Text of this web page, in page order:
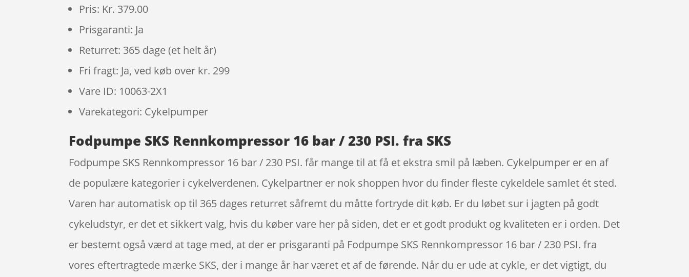
Pris: Kr. 379.00
Prisgaranti: Ja
Returret: 365 dage (et helt år)
Fri fragt: Ja, ved køb over kr. 299
Vare ID: 10063-2X1
Varekategori: Cykelpumper
Fodpumpe SKS Rennkompressor 16 bar / 230 PSI. fra SKS
Fodpumpe SKS Rennkompressor 16 bar / 230 PSI. får mange til at få et ekstra smil på læben. Cykelpumper er en af
de populære kategorier i cykelverdenen. Cykelpartner er nok shoppen hvor du finder fleste cykeldele samlet ét sted.
Varen har automatisk op til 365 dages returret såfremt du måtte fortryde dit køb. Er du løbet sur i jagten på godt
cykeludstyr, er det et sikkert valg, hvis du køber vare her på siden, det er et godt produkt og kvaliteten er i orden. Det
er bestemt også værd at tage med, at der er prisgaranti på Fodpumpe SKS Rennkompressor 16 bar / 230 PSI. fra
vores eftertragtede mærke SKS, der i mange år har været et af de førende. Når du er ude at cykle, er det vigtigt, du